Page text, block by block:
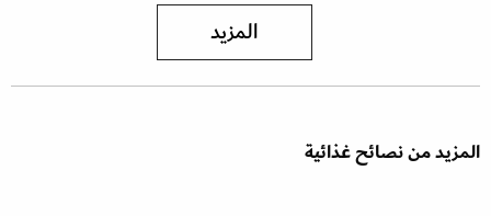
المزيد
المزيد من نصائح غذائية